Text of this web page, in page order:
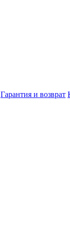
Гарантия и возврат